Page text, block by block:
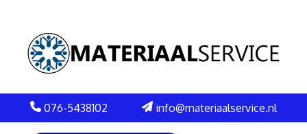
076-5438102 info@materiaalservice.nl